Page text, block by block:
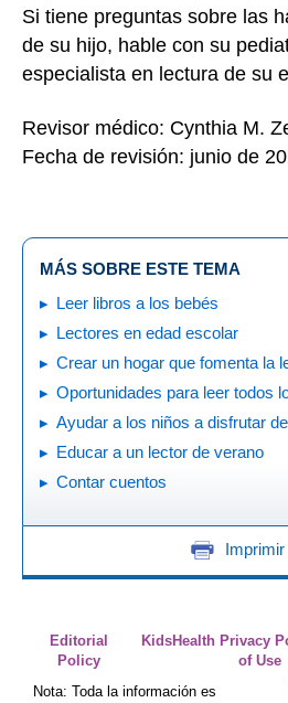
Si tiene preguntas sobre las
de su hijo, hable con su
especialista en lectura de su
Revisor médico: Cynthia M.
Fecha de revisión: junio de
MÁS SOBRE ESTE TEMA
Leer libros a los bebés
Lectores en edad escolar
Crear un hogar que fomenta la
Oportunidades para leer todos
Ayudar a los niños a disfrutar
Educar a un lector de verano
Contar cuentos
Imprimir
Editorial
Policy
KidsHealth Privacy
of Use
Nota: Toda la información es